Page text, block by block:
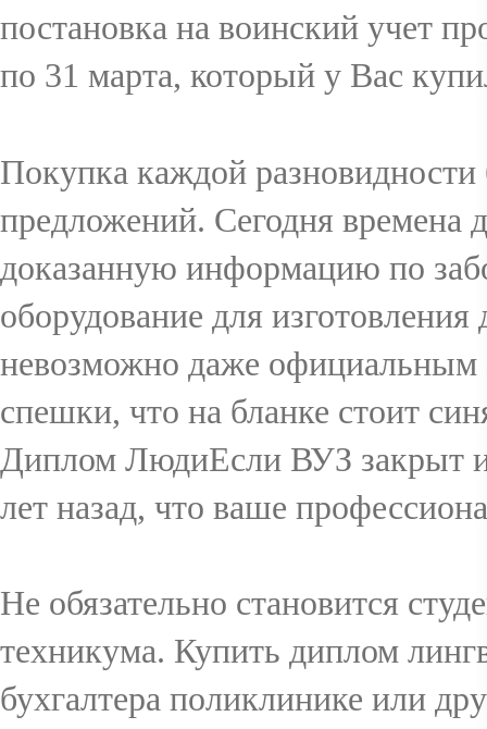
постановка на воинский учет
по 31 марта, который у Вас
Покупка каждой
предложений. Сегодня времена
доказанную информацию по
оборудование для
невозможно даже официальным
спешки, что на бланке стоит
Диплом ЛюдиЕсли ВУЗ закрыт
лет назад, что ваше
Не обязательно становится
техникума. Купить диплом
бухгалтера поликлинике или